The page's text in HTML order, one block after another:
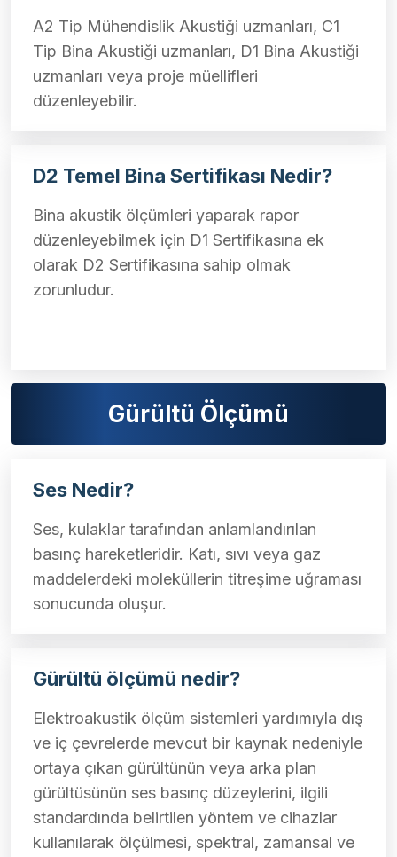
A2 Tip Mühendislik Akustiği uzmanları, C1
Tip Bina Akustiği uzmanları, D1 Bina Akustiği
uzmanları veya proje müellifleri
düzenleyebilir.
D2 Temel Bina Sertifikası Nedir?
Bina akustik ölçümleri yaparak rapor
düzenleyebilmek için D1 Sertifikasına ek
olarak D2 Sertifikasına sahip olmak
zorunludur.
Gürültü Ölçümü
Ses Nedir?
Ses, kulaklar tarafından anlamlandırılan
basınç hareketleridir. Katı, sıvı veya gaz
maddelerdeki moleküllerin titreşime uğraması
sonucunda oluşur.
Gürültü ölçümü nedir?
Elektroakustik ölçüm sistemleri yardımıyla dış
ve iç çevrelerde mevcut bir kaynak nedeniyle
ortaya çıkan gürültünün veya arka plan
gürültüsünün ses basınç düzeylerini, ilgili
standardında belirtilen yöntem ve cihazlar
kullanılarak ölçülmesi, spektral, zamansal ve